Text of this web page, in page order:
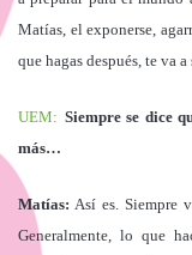
Matías, el exponerse,
que hagas después, te va a
UEM: Siempre se dice
más…
Matías: Así es. Siempre
Generalmente, lo que